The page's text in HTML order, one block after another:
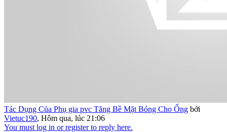
Tác Dụng Của Phụ gia pvc Tăng Bề Mặt Bóng Cho Ống bởi
Vietuc190, Hôm qua, lúc 21:06
You must log in or register to reply here.